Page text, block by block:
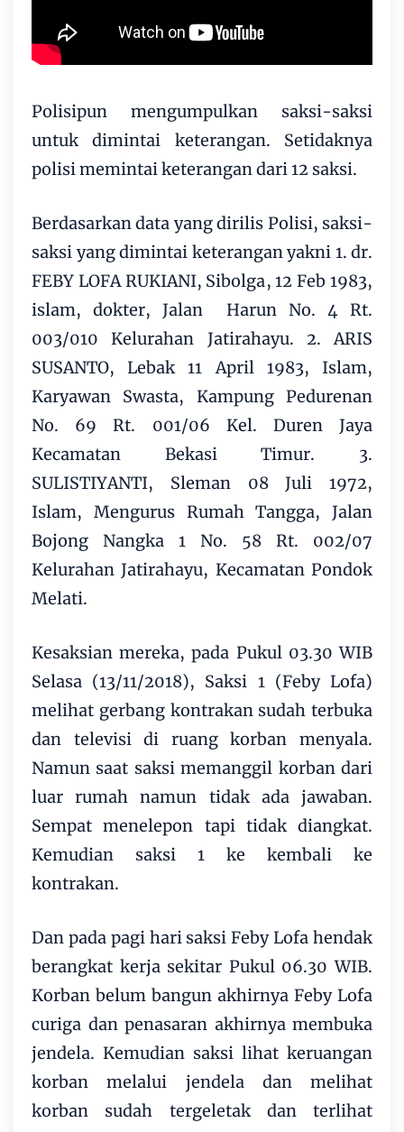
Polisipun mengumpulkan saksi-saksi
untuk dimintai keterangan. Setidaknya
polisi memintai keterangan dari 12 saksi.
Berdasarkan data yang dirilis Polisi, saksi-
saksi yang dimintai keterangan yakni 1. dr.
FEBY LOFA RUKIANI, Sibolga, 12 Feb 1983,
islam, dokter, Jalan Harun No. 4 Rt.
003/010 Kelurahan Jatirahayu. 2. ARIS
SUSANTO, Lebak 11 April 1983, Islam,
Karyawan Swasta, Kampung Pedurenan
No. 69 Rt. 001/06 Kel. Duren Jaya
Kecamatan Bekasi Timur. 3.
SULISTIYANTI, Sleman 08 Juli 1972,
Islam, Mengurus Rumah Tangga, Jalan
Bojong Nangka 1 No. 58 Rt. 002/07
Kelurahan Jatirahayu, Kecamatan Pondok
Melati.
Kesaksian mereka, pada Pukul 03.30 WIB
Selasa (13/11/2018), Saksi 1 (Feby Lofa)
melihat gerbang kontrakan sudah terbuka
dan televisi di ruang korban menyala.
Namun saat saksi memanggil korban dari
luar rumah namun tidak ada jawaban.
Sempat menelepon tapi tidak diangkat.
Kemudian saksi 1 ke kembali ke
kontrakan.
Dan pada pagi hari saksi Feby Lofa hendak
berangkat kerja sekitar Pukul 06.30 WIB.
Korban belum bangun akhirnya Feby Lofa
curiga dan penasaran akhirnya membuka
jendela. Kemudian saksi lihat keruangan
korban melalui jendela dan melihat
korban sudah tergeletak dan terlihat